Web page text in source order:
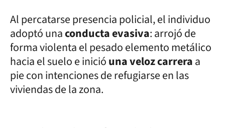
Al percatarse presencia policial, el individuo
adoptó unaconducta evasiva: arrojó de
forma violenta el pesado elemento metálico
hacia el suelo e inicióuna veloz carreraa
pie con intenciones de refugiarse en las
viviendas de la zona.